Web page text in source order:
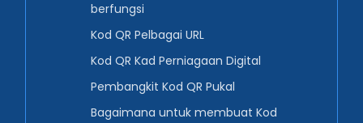
berfungsi
Kod QR Pelbagai URL
Kod QR Kad Perniagaan Digital
Pembangkit Kod QR Pukal
Bagaimana untuk membuat Kod